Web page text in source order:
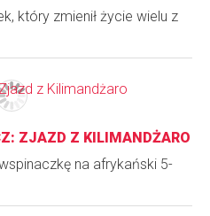
który zmienił życie wielu z
ZJAZD Z KILIMANDŻARO
na afrykański 5-